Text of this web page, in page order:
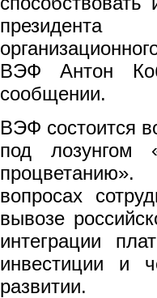
президента
ВЭФ Антон
сообщении.
ВЭФ состоится
под лозунгом
вопросах
вывозе
интеграции
инвестиции и
развитии.